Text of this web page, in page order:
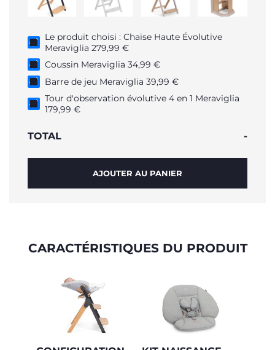
Le produit choisi : Chaise Haute Évolutive
Meraviglia 279,99 €
Coussin Meraviglia 34,99 €
Barre de jeu Meraviglia 39,99 €
Tour d'observation évolutive 4 en 1 Meraviglia
179,99 €
TOTAL -
AJOUTER AU PANIER
CARACTÉRISTIQUES DU PRODUIT